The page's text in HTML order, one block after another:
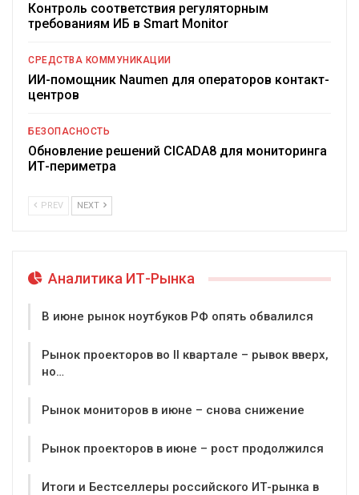
Контроль соответствия регуляторным
требованиям ИБ в Smart Monitor
СРЕДСТВА КОММУНИКАЦИИ
ИИ-помощник Naumen для операторов контакт-
центров
БЕЗОПАСНОСТЬ
Обновление решений CICADA8 для мониторинга
ИТ-периметра
PREV NEXT
Аналитика ИТ-Рынка
В июне рынок ноутбуков РФ опять обвалился
Рынок проекторов во II квартале – рывок вверх,
но…
Рынок мониторов в июне – снова снижение
Рынок проекторов в июне – рост продолжился
Итоги и Бестселлеры российского ИТ-рынка в